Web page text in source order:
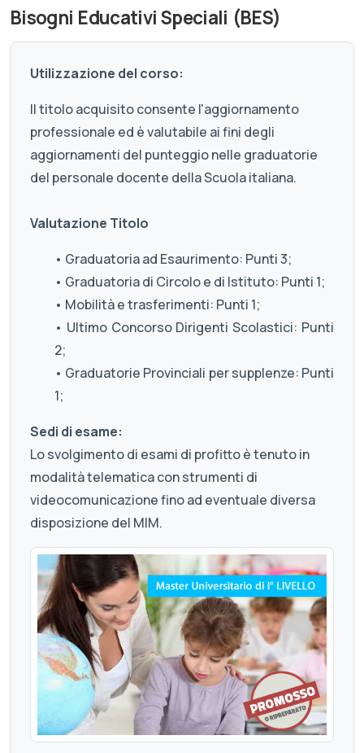
Bisogni Educativi Speciali (BES)
Utilizzazione del corso:
Il titolo acquisito consente l'aggiornamento
professionale ed è valutabile ai fini degli
aggiornamenti del punteggio nelle graduatorie
del personale docente della Scuola italiana.
Valutazione Titolo
• Graduatoria ad Esaurimento: Punti 3;
• Graduatoria di Circolo e di Istituto: Punti 1;
• Mobilità e trasferimenti: Punti 1;
• Ultimo Concorso Dirigenti Scolastici: Punti
2;
• Graduatorie Provinciali per supplenze: Punti
1;
Sedi di esame:
Lo svolgimento di esami di profitto è tenuto in
modalità telematica con strumenti di
videocomunicazione fino ad eventuale diversa
disposizione del MIM.